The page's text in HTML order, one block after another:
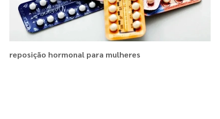
reposição hormonal para mulheres